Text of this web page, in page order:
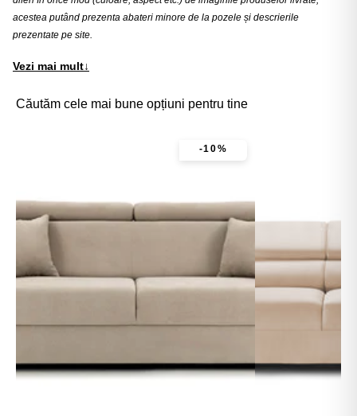
acestea putând prezenta abateri minore de la pozele și descrierile
prezentate pe site.
Vezi mai mult↓
Căutăm cele mai bune opțiuni pentru tine
-10%